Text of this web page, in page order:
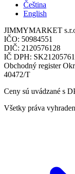
Čeština
English
JIMMYMARKET
IČO: 50984551
DIČ: 2120576128
IČ DPH:
Obchodný register
40472/T
Ceny sú uvádzané s
Všetky práva